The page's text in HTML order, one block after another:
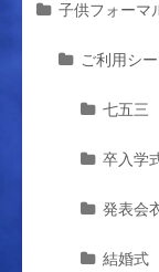
子供フォーマ
ご利用シ
七五三
卒入学
発表会
結婚式